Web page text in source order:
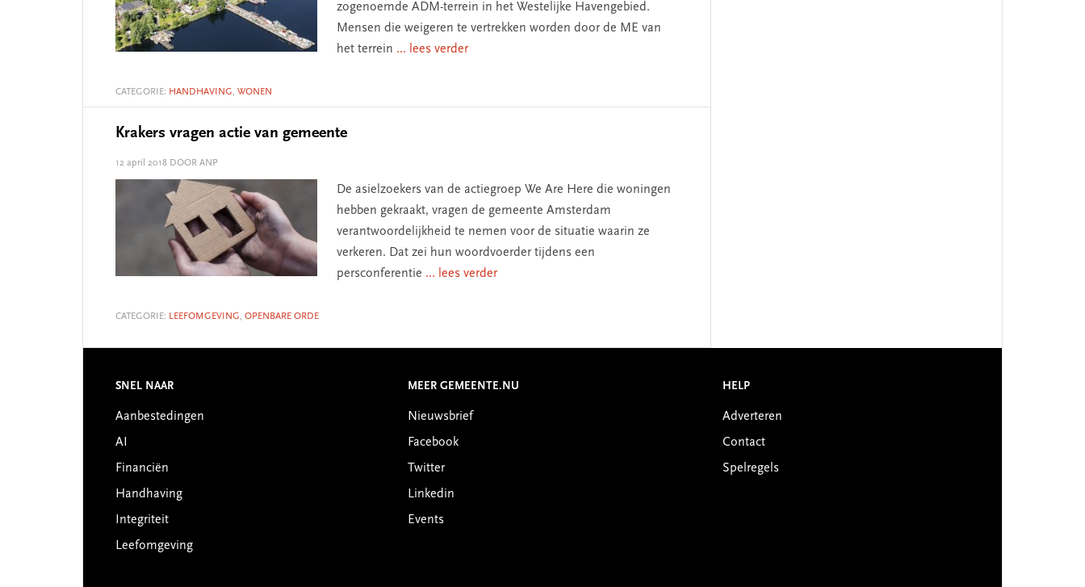
zogenoemde ADM-terrein in het Westelijke Havengebied.
Mensen die weigeren te vertrekken worden door de ME van
het terrein ... lees verder
CATEGORIE: HANDHAVING, WONEN
Krakers vragen actie van gemeente
12 april 2018 DOOR ANP
De asielzoekers van de actiegroep We Are Here die woningen
hebben gekraakt, vragen de gemeente Amsterdam
verantwoordelijkheid te nemen voor de situatie waarin ze
verkeren. Dat zei hun woordvoerder tijdens een
persconferentie ... lees verder
CATEGORIE: LEEFOMGEVING, OPENBARE ORDE
Footer
SNEL NAAR
Aanbestedingen
AI
Financiën
Handhaving
Integriteit
Leefomgeving
MEER GEMEENTE.NU
Nieuwsbrief
Facebook
Twitter
Linkedin
Events
HELP
Adverteren
Contact
Spelregels